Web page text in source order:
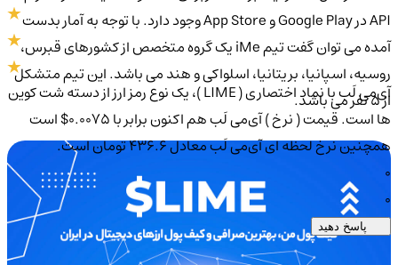
API در Google Play و App Store وجود دارد. با توجه به آمار بدست
آمده می توان گفت تیم iMe یک گروه متخصص از کشورهای قبرس،
روسیه، اسپانیا، بریتانیا، اسلواکی و هند می باشد. این تیم متشکل
از 5 نفر می باشد.
آی‌می لَب با نماد اختصاری ( LIME )، یک نوع رمز ارز از دسته شت کوین
ها است. قیمت ( نرخ ) آی‌می لَب هم اکنون برابر با 0.0075$ است
همچنین نرخ لحظه ای آی‌می لَب معادل 436.6 تومان است.
پاسخ دهید